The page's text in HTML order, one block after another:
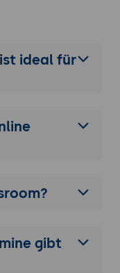
ideal für
gibt